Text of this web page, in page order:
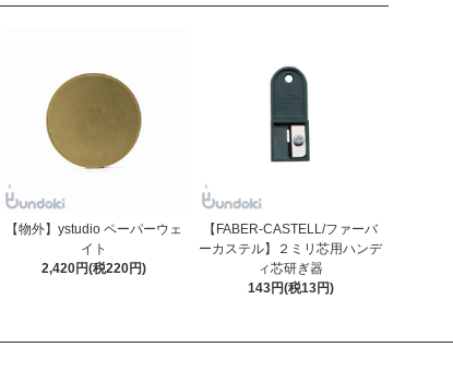
【物外】ystudio ペーパーウェ
イト
2,420円(税220円)
【FABER-CASTELL/ファーバ
ーカステル】２ミリ芯用ハンデ
ィ芯研ぎ器
143円(税13円)